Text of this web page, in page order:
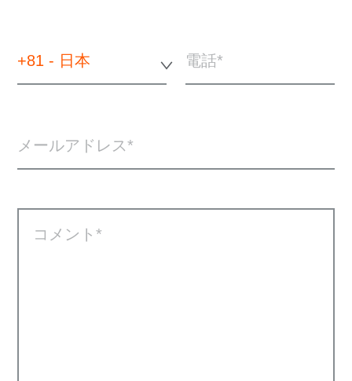
+81 - 日本 電話
メールアドレス
コメント